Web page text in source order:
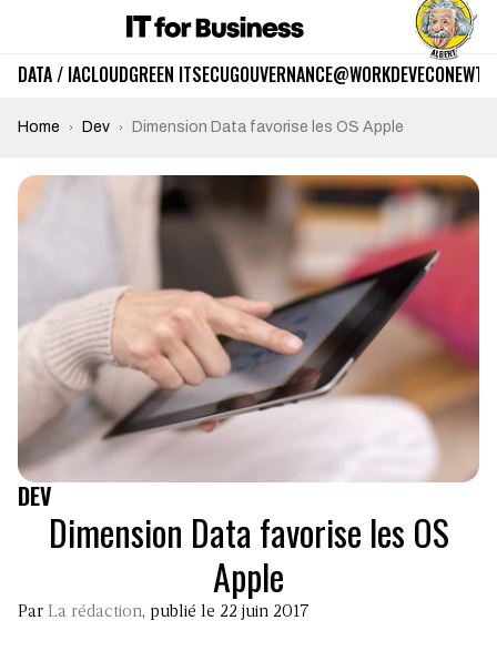
DATA / IACLOUDGREEN ITSECUGOUVERNANCE@WORKDEVECO
Home Dev Dimension Data favorise les OS Apple
DEV
Dimension Data favorise les OS
Apple
Par La rédaction, publié le 22 juin 2017